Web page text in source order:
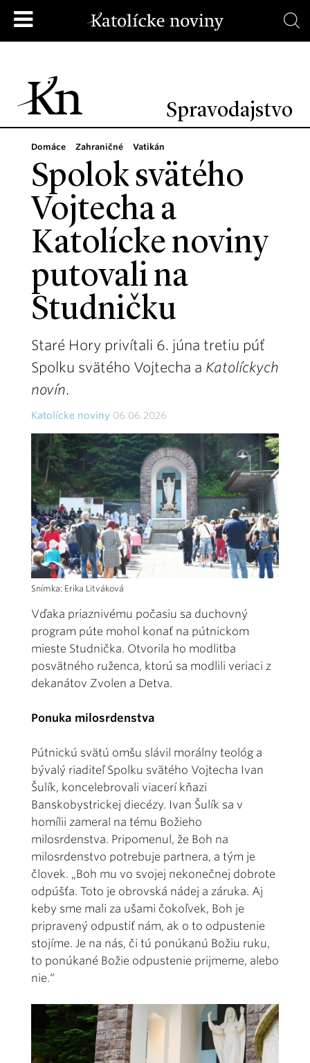
Spravodajstvo
Domáce Zahraničné Vatikán
Spolok svätého
Vojtecha a
Katolícke noviny
putovali na
Studničku
Staré Hory privítali 6. júna tretiu púť
Spolku svätého Vojtecha a Katolíckych
novín.
Katolícke noviny 06.06.2026
Snímka: Erika Litváková
Vďaka priaznivému počasiu sa duchovný
program púte mohol konať na pútnickom
mieste Studnička. Otvorila ho modlitba
posvätného ruženca, ktorú sa modlili veriaci z
dekanátov Zvolen a Detva.
Ponuka milosrdenstva
Pútnickú svätú omšu slávil morálny teológ a
bývalý riaditeľ Spolku svätého Vojtecha Ivan
Šulík, koncelebrovali viacerí kňazi
Banskobystrickej diecézy. Ivan Šulík sa v
homílii zameral na tému Božieho
milosrdenstva. Pripomenul, že Boh na
milosrdenstvo potrebuje partnera, a tým je
človek. „Boh mu vo svojej nekonečnej dobrote
odpúšťa. Toto je obrovská nádej a záruka. Aj
keby sme mali za ušami čokoľvek, Boh je
pripravený odpustiť nám, ak o to odpustenie
stojíme. Je na nás, či tú ponúkanú Božiu ruku,
to ponúkané Božie odpustenie prijmeme, alebo
nie.“